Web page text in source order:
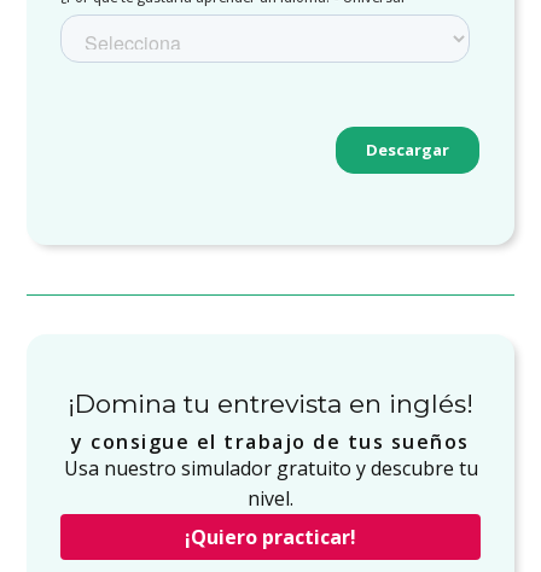
¡Domina tu entrevista en inglés!
y consigue el trabajo de tus sueños
Usa nuestro simulador gratuito y descubre tu
nivel.
¡Quiero practicar!